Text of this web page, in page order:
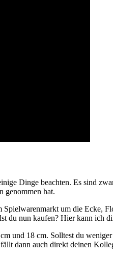
Dinge beachten. Es sind
genommen hat.
um die Ecke,
du nun kaufen? Hier kann ich
und 18 cm. Solltest du
dann auch direkt deinen